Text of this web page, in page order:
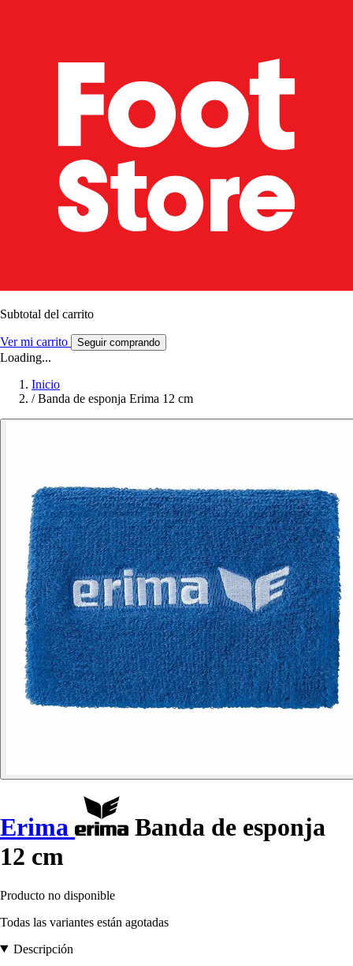
Subtotal del carrito
Ver mi carrito Seguir comprando
Loading...
Inicio
/ Banda de esponja Erima 12 cm
Erima
Banda de esponja
12 cm
Producto no disponible
Todas las variantes están agotadas
Descripción